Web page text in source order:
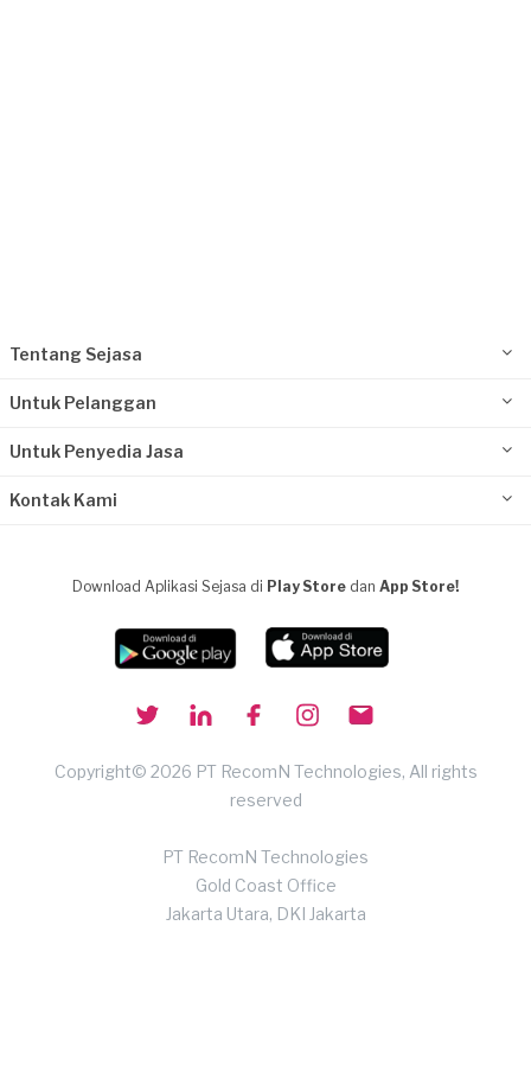
Tentang Sejasa
Untuk Pelanggan
Untuk Penyedia Jasa
Kontak Kami
Download Aplikasi Sejasa di Play Store dan App Store!
Copyright© 2026 PT RecomN Technologies, All rights
reserved
PT RecomN Technologies
Gold Coast Office
Jakarta Utara, DKI Jakarta